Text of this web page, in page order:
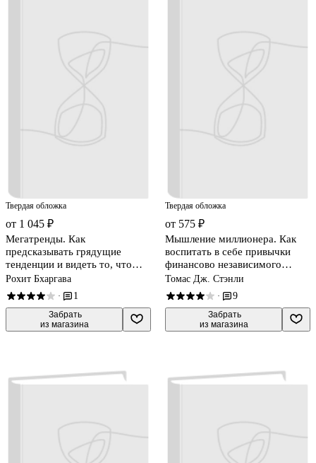
Твердая обложка
от 1 045 ₽
Мегатренды. Как
предсказывать грядущие
тенденции и видеть то, что
упускают другие
Рохит Бхаргава
· 1
Забрать
из магазина
Твердая обложка
от 575 ₽
Мышление миллионера. Как
воспитать в себе привычки
финансово независимого
человека
Томас Дж. Стэнли
· 9
Забрать
из магазина